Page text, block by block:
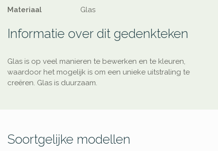
Materiaal Glas
Informatie over dit gedenkteken
Glas is op veel manieren te bewerken en te kleuren,
waardoor het mogelijk is om een unieke uitstraling te
creëren. Glas is duurzaam.
Soortgelijke modellen